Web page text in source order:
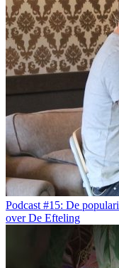
Podcast #15: De
over De Efteling